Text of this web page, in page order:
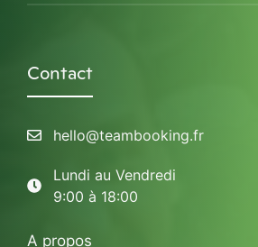
Contact
hello@teambooking.fr
Lundi au Vendredi
9:00 à 18:00
A propos